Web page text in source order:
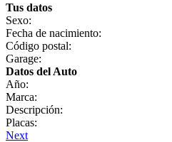
Tus datos
Sexo:
Fecha de nacimiento:
Código postal:
Garage:
Datos del Auto
Año:
Marca:
Descripción:
Placas:
Next